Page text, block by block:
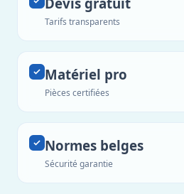
Tarifs transparents
Matériel pro
Pièces certifiées
Normes belges
Sécurité garantie